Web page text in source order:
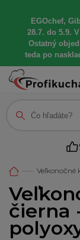
EGOchef,
28.7. do 5.9.
Ostatný
teda po
Veľkonočné
čierna